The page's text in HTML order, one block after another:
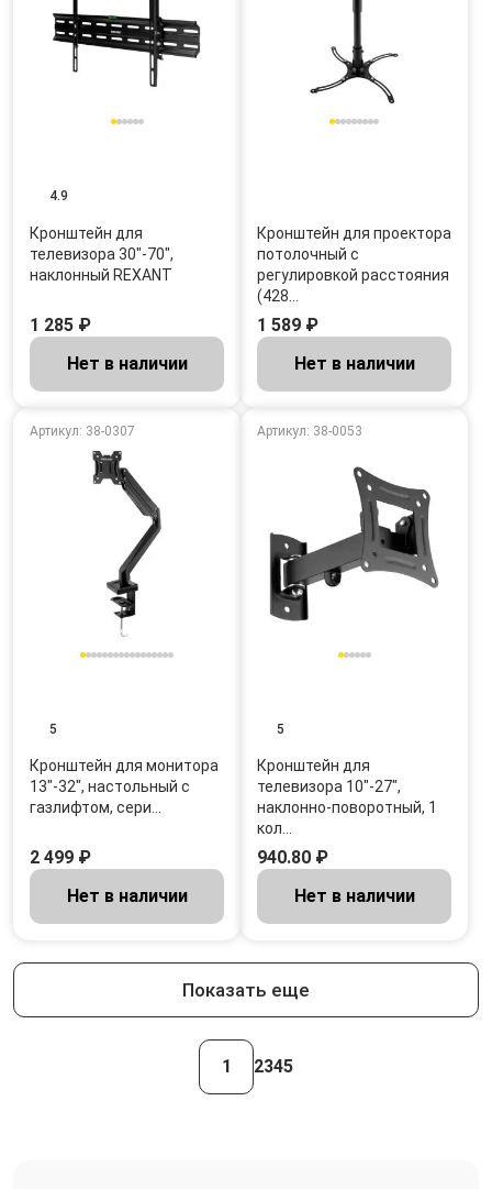
4.9
Кронштейн для
телевизора 30"-70",
наклонный REXANT
1 285 ₽
Нет в наличии
Кронштейн для проектора
потолочный с
регулировкой расстояния
(428…
1 589 ₽
Нет в наличии
Артикул: 38-0307
5
Кронштейн для монитора
13"-32", настольный с
газлифтом, сери…
2 499 ₽
Нет в наличии
Артикул: 38-0053
5
Кронштейн для
телевизора 10"-27",
наклонно-поворотный, 1
кол…
940.80 ₽
Нет в наличии
Показать еще
1 2345